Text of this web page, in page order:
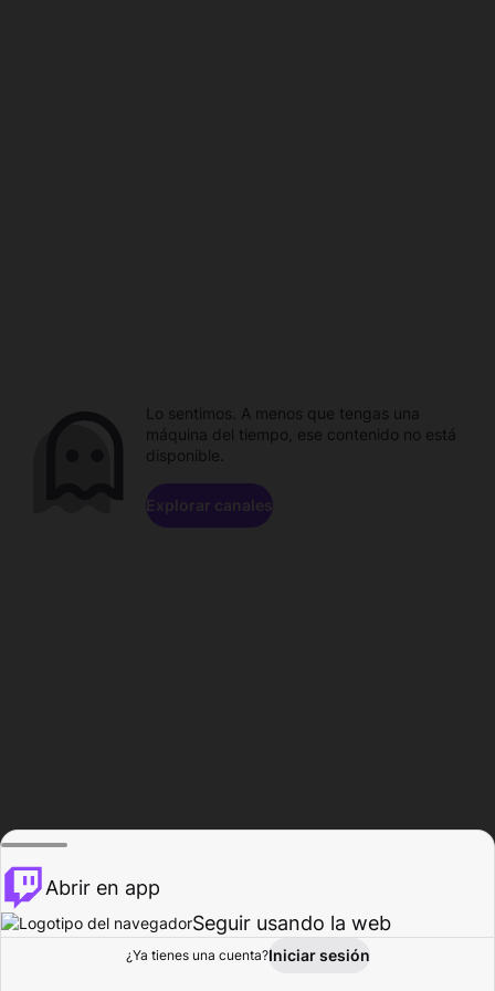
Explorar Actividad
Lo sentimos. A menos que tengas una
máquina del tiempo, ese contenido no está
disponible.
Explorar canales
Abrir en app
Seguir usando la web
¿Ya tienes una cuenta?Iniciar sesión